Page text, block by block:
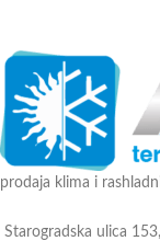
prodaja klima i
Starogradska ulica